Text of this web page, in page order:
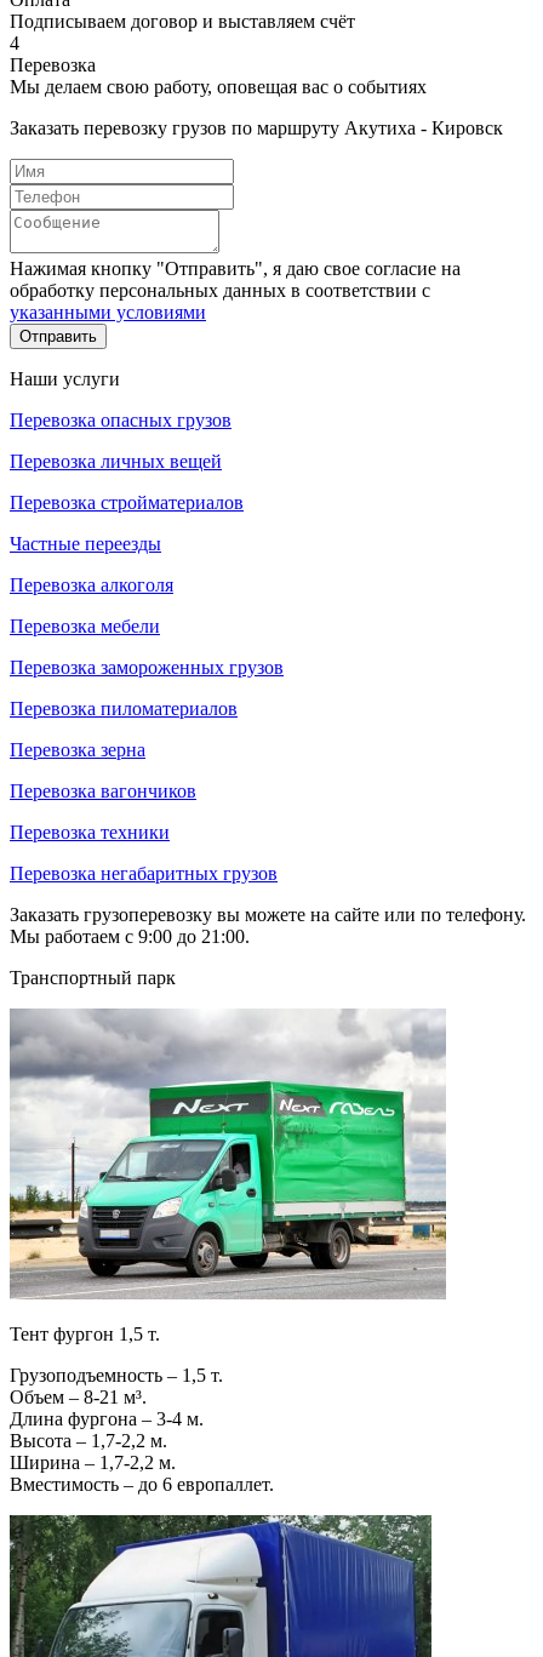
Подписываем договор и выставляем счёт
4
Перевозка
Мы делаем свою работу, оповещая вас о событиях
Заказать перевозку грузов по маршруту Акутиха - Кировск
Нажимая кнопку "Отправить", я даю свое согласие на
обработку персональных данных в соответствии с
указанными условиями
Отправить
Наши услуги
Перевозка опасных грузов
Перевозка личных вещей
Перевозка стройматериалов
Частные переезды
Перевозка алкоголя
Перевозка мебели
Перевозка замороженных грузов
Перевозка пиломатериалов
Перевозка зерна
Перевозка вагончиков
Перевозка техники
Перевозка негабаритных грузов
Заказать грузоперевозку вы можете на сайте или по телефону.
Мы работаем с 9:00 до 21:00.
Транспортный парк
Тент фургон 1,5 т.
Грузоподъемность – 1,5 т.
Объем – 8-21 м³.
Длина фургона – 3-4 м.
Высота – 1,7-2,2 м.
Ширина – 1,7-2,2 м.
Вместимость – до 6 европаллет.